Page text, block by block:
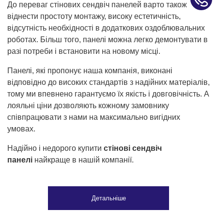
До переваг стінових сендвіч панелей варто також
віднести простоту монтажу, високу естетичність,
відсутність необхідності в додаткових оздоблювальних
роботах. Більш того, панелі можна легко демонтувати в
разі потреби і встановити на новому місці.
Панелі, які пропонує наша компанія, виконані
відповідно до високих стандартів з надійних матеріалів,
тому ми впевнено гарантуємо їх якість і довговічність. А
лояльні ціни дозволяють кожному замовнику
співпрацювати з нами на максимально вигідних
умовах.
Надійно і недорого купити стінові сендвіч
панелі найкраще в нашій компанії.
Детальніше